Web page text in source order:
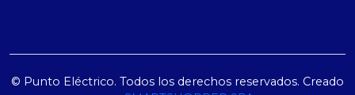
© Punto Eléctrico. Todos los derechos reservados. Creado